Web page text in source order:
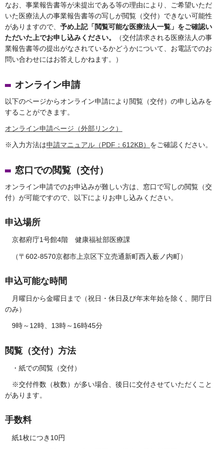
なお、事業報告書等が未提出である等の理由により、ご希望いただ
いた医療法人の事業報告書等の写しが閲覧（交付）できない可能性
がありますので、 予め上記「閲覧可能な医療法人一覧」をご確認い
ただいた上でお申し込みください。
（交付請求される医療法人の事
業報告書等の提出がなされているかどうかについて、お電話でのお
問い合わせにはお答えしかねます。）
オンライン申請
以下のページからオンライン申請により閲覧（交付）の申し込みを
することができます。
オンライン申請ページ（外部リンク）
※入力方法は申請マニュアル（PDF：612KB） をご確認ください。
窓口での閲覧（交付）
オンライン申請でのお申込みが難しい方は、窓口で写しの閲覧（交
付）が可能ですので、以下によりお申し込みください。
申込場所
京都府庁1号館4階 健康福祉部医療課
（〒602-8570京都市上京区下立売通新町西入薮ノ内町）
申込可能な時間
月曜日から金曜日まで（祝日・休日及び年末年始を除く、開庁日
のみ）
9時～12時、13時～16時45分
閲覧（交付）方法
・紙での閲覧（交付）
※交付件数（枚数）が多い場合、後日に交付させていただくこと
があります。
手数料
紙1枚につき10円